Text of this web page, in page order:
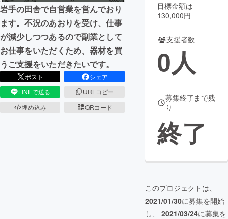
ビジネス・起業 チャレンジ
まちづくり・地域活性化
CAMPFIRE for Social Good CAMPFIRE Creation
CAMPFIREふるさと納税
岩手の田舎で自営業を営んでおり
ます。不況のあおりを受け、仕事
が減少しつつあるので副業として
お仕事をいただくため、器材を買
うご支援をいただきたいです。
ポスト
シェア
LINEで送る
URLコピー
埋め込み
QRコード
目標金額は
130,000円
支援者数
0人
募集終了まで残
り
終了
このプロジェクトは、
2021/01/30に募集を開始
し、 2021/03/24に募集を